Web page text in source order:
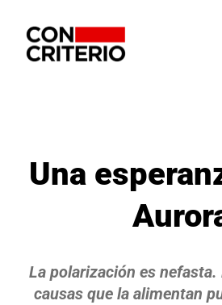
Una
La polarización es
causas que la alimentan